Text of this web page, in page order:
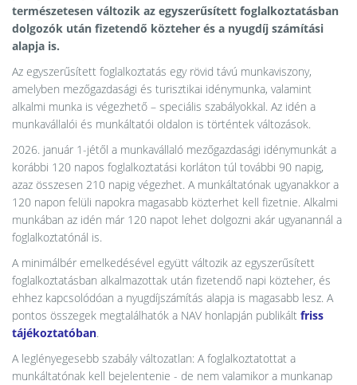
természetesen változik az egyszerűsített foglalkoztatásban
dolgozók után fizetendő közteher és a nyugdíj számítási
alapja is.
Az egyszerűsített foglalkoztatás egy rövid távú munkaviszony,
amelyben mezőgazdasági és turisztikai idénymunka, valamint
alkalmi munka is végezhető – speciális szabályokkal. Az idén a
munkavállalói és munkáltatói oldalon is történtek változások.
2026. január 1-jétől a munkavállaló mezőgazdasági idénymunkát a
korábbi 120 napos foglalkoztatási korláton túl további 90 napig,
azaz összesen 210 napig végezhet. A munkáltatónak ugyanakkor a
120 napon felüli napokra magasabb közterhet kell fizetnie. Alkalmi
munkában az idén már 120 napot lehet dolgozni akár ugyanannál a
foglalkoztatónál is.
A minimálbér emelkedésével együtt változik az egyszerűsített
foglalkoztatásban alkalmazottak után fizetendő napi közteher, és
ehhez kapcsolódóan a nyugdíjszámítás alapja is magasabb lesz. A
pontos összegek megtalálhatók a NAV honlapján publikált friss
tájékoztatóban.
A leglényegesebb szabály változatlan: A foglalkoztatottat a
munkáltatónak kell bejelentenie - de nem valamikor a munkanap